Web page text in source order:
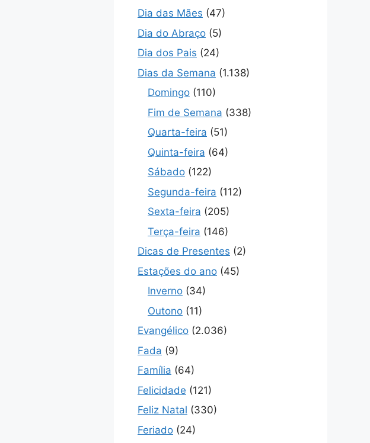
Dia das Mães (47)
Dia do Abraço (5)
Dia dos Pais (24)
Dias da Semana (1.138)
Domingo (110)
Fim de Semana (338)
Quarta-feira (51)
Quinta-feira (64)
Sábado (122)
Segunda-feira (112)
Sexta-feira (205)
Terça-feira (146)
Dicas de Presentes (2)
Estações do ano (45)
Inverno (34)
Outono (11)
Evangélico (2.036)
Fada (9)
Família (64)
Felicidade (121)
Feliz Natal (330)
Feriado (24)